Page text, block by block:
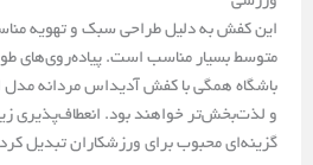
این کفش به دلیل طراحی سبک و تهویه
متوسط بسیار مناسب است. پیاده‌روی‌های
و لذت‌بخش‌تر خواهند بود. انعطاف‌پذیری
گزینه‌ای محبوب برای ورزشکاران تبدیل